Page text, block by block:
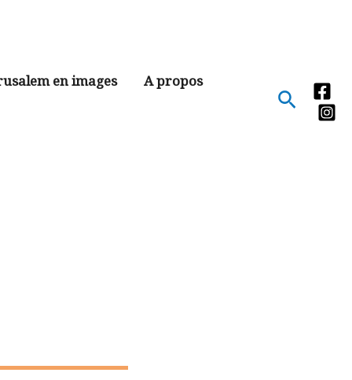
en images A propos